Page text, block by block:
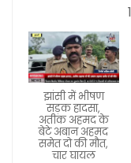
1
झांसी में भीषण
सड़क हादसा,
अतीक अहमद के
बेटे अबान अहमद
समेत दो की मौत,
चार घायल